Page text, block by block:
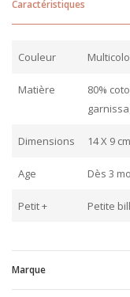
Caractéristiques
Couleur
Matière
80%
Dimensions 14 X 9 cm
Age Dès 3
Petit + Petite
Marque